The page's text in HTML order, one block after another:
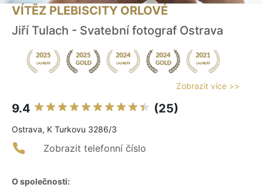
VÍTĚZ PLEBISCITY ORLOVÉ
Jiří Tulach - Svatební fotograf Ostrava
Zobrazit více >>
9.4 (25)
Ostrava, K Turkovu 3286/3
Zobrazit telefonní číslo
O společnosti: